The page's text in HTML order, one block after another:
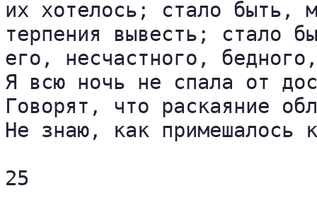
их хотелось; стало быть,
терпения вывесть; стало
его, несчастного,
Я всю ночь не спала от
Говорят, что раскаяние
Не знаю, как примешалось
25